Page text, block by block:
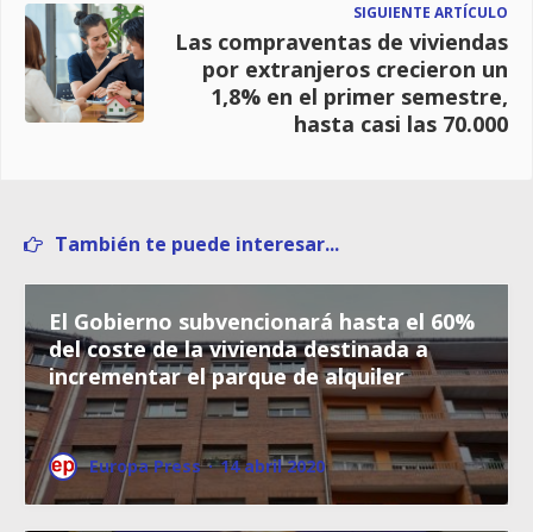
SIGUIENTE ARTÍCULO
Las compraventas de viviendas
por extranjeros crecieron un
1,8% en el primer semestre,
hasta casi las 70.000
También te puede interesar...
El Gobierno subvencionará hasta el 60%
del coste de la vivienda destinada a
incrementar el parque de alquiler
Europa Press · 14 abril 2020